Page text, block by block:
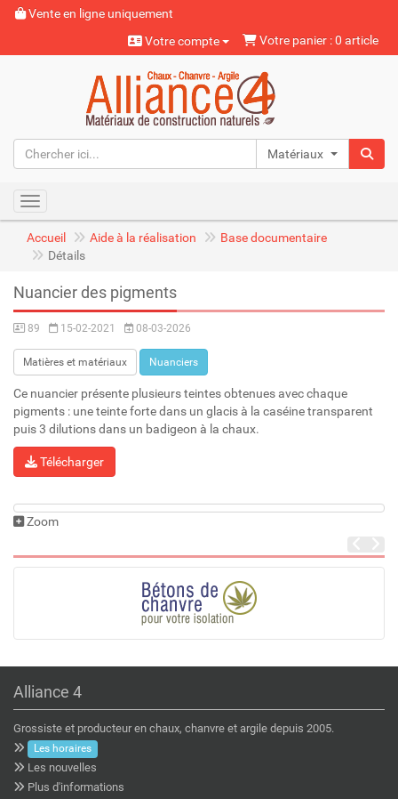
Vente en ligne uniquement
Votre compte
Votre panier : 0 article
Matériaux naturels
Toggle navigation
Accueil Aide à la réalisation
Base documentaire
Détails
Nuancier des pigments
89 15-02-2021 08-03-2026
Matières et matériaux Nuanciers
Ce nuancier présente plusieurs teintes obtenues avec chaque
pigments : une teinte forte dans un glacis à la caséine transparent
puis 3 dilutions dans un badigeon à la chaux.
Télécharger
Zoom
Alliance 4
Grossiste et producteur en chaux, chanvre et argile depuis 2005.
Les horaires
Les nouvelles
Plus d'informations